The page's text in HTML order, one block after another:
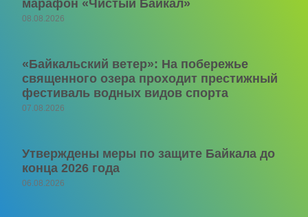
марафон «Чистый Байкал»
08.08.2026
«Байкальский ветер»: На побережье
священного озера проходит престижный
фестиваль водных видов спорта
07.08.2026
Утверждены меры по защите Байкала до
конца 2026 года
06.08.2026